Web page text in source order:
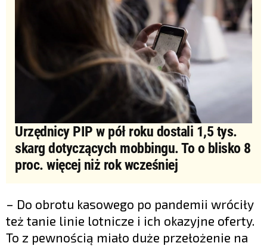
Urzędnicy PIP w pół roku dostali 1,5 tys.
skarg dotyczących mobbingu. To o blisko 8
proc. więcej niż rok wcześniej
– Do obrotu kasowego po pandemii wróciły
też tanie linie lotnicze i ich okazyjne oferty.
To z pewnością miało duże przełożenie na